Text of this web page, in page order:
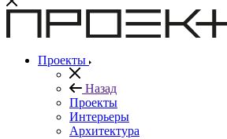
Проекты
Назад
Проекты
Интерьеры
Архитектура